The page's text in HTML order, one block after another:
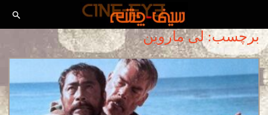
برچسب: لی ماروین